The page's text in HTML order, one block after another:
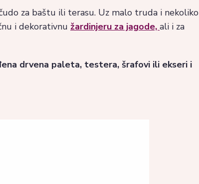
za baštu ili terasu. Uz malo truda i nekoliko
i dekorativnu žardinjeru za jagode, ali i za
drvena paleta, testera, šrafovi ili ekseri i